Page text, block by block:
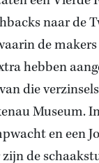
naar de
de
hebben
die
Museum.
en een
de